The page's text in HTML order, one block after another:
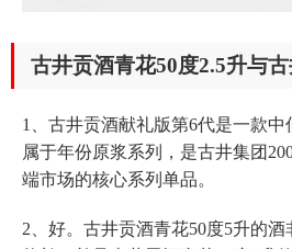
古井贡酒青花50度2.5升与
1、古井贡酒献礼版第6代是一款中
属于年份原浆系列，是古井集团
端市场的核心系列单品。
2、好。古井贡酒青花50度5升的